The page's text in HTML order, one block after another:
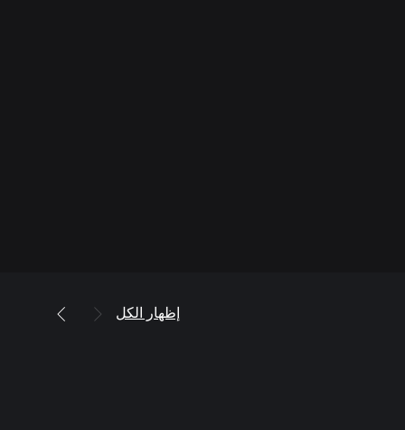
إظهار الكل